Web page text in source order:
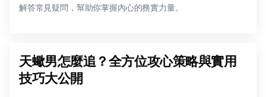
解答常見疑問，幫助你掌握內心的務實力量。
天蠍男怎麼追？全方位攻心策略與實用
技巧大公開